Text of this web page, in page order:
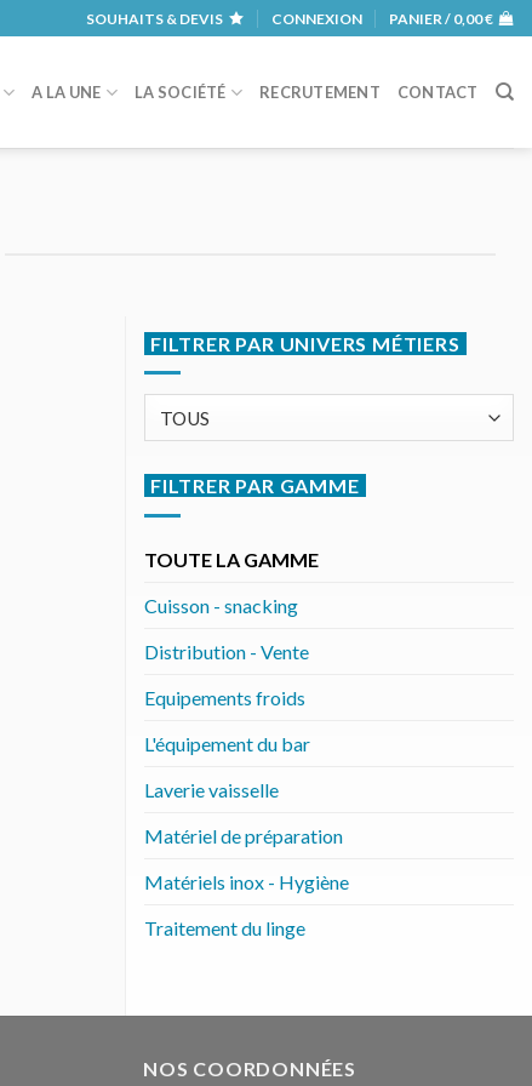
SOUHAITS & DEVIS CONNEXION PANIER / 0,00€
A LA UNE LA SOCIÉTÉ RECRUTEMENT CONTACT
FILTRER PAR UNIVERS MÉTIERS
FILTRER PAR GAMME
TOUTE LA GAMME
Cuisson - snacking
Distribution - Vente
Equipements froids
L'équipement du bar
Laverie vaisselle
Matériel de préparation
Matériels inox - Hygiène
Traitement du linge
NOS COORDONNÉES